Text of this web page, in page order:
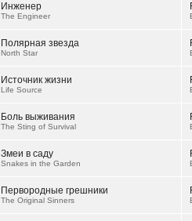
Инженер
The Engineer
Полярная звезда
North Star
Источник жизни
Life Source
Боль выживания
The Sting of Survival
Змеи в саду
Snakes in the Garden
Первородные грешники
The Original Sinners